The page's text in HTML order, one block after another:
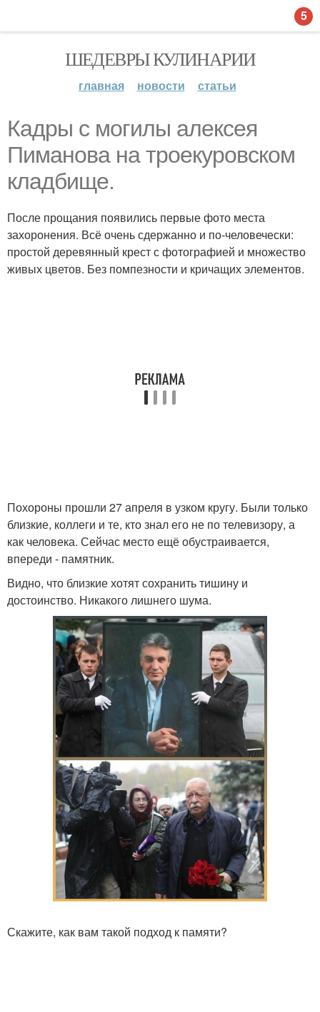
ШЕДЕВРЫ КУЛИНАРИИ
главная новости статьи
Кадры с могилы алексея
Пиманова на троекуровском
кладбище.
После прощания появились первые фото места
захоронения. Всё очень сдержанно и по-человечески:
простой деревянный крест с фотографией и множество
живых цветов. Без помпезности и кричащих элементов.
Похороны прошли 27 апреля в узком кругу. Были только
близкие, коллеги и те, кто знал его не по телевизору, а
как человека. Сейчас место ещё обустраивается,
впереди - памятник.
Видно, что близкие хотят сохранить тишину и
достоинство. Никакого лишнего шума.
Скажите, как вам такой подход к памяти?
5